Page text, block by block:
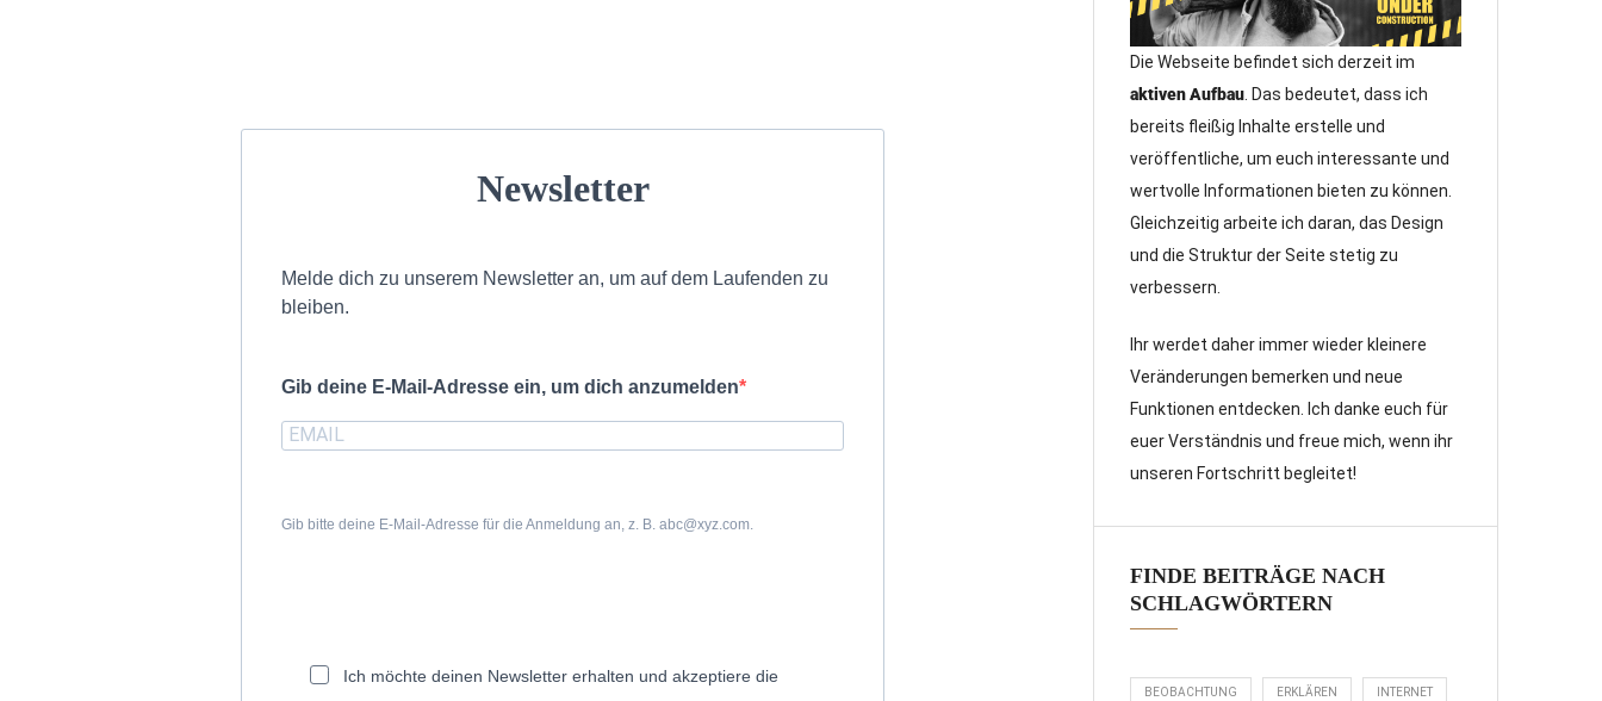
Newsletter
Melde dich zu unserem Newsletter an, um auf dem Laufenden zu
bleiben.
Gib deine E-Mail-Adresse ein, um dich anzumelden
Gib bitte deine E-Mail-Adresse für die Anmeldung an, z. B. abc@xyz.com.
Ich möchte deinen Newsletter erhalten und akzeptiere die
Die Webseite befindet sich derzeit im
aktiven Aufbau . Das bedeutet, dass ich
bereits fleißig Inhalte erstelle und
veröffentliche, um euch interessante und
wertvolle Informationen bieten zu können.
Gleichzeitig arbeite ich daran, das Design
und die Struktur der Seite stetig zu
verbessern.
Ihr werdet daher immer wieder kleinere
Veränderungen bemerken und neue
Funktionen entdecken. Ich danke euch für
euer Verständnis und freue mich, wenn ihr
unseren Fortschritt begleitet!
FINDE BEITRÄGE NACH
SCHLAGWÖRTERN
BEOBACHTUNG ERKLÄREN INTERNET